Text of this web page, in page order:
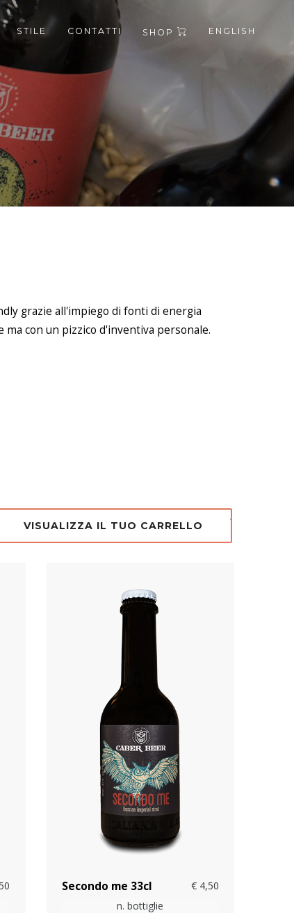
STILE CONTATTI SHOP ENGLISH
grazie all'impiego di fonti di energia
con un pizzico d'inventiva personale.
VISUALIZZA IL TUO CARRELLO
Secondo me 33cl
€ 4,50
n. bottiglie